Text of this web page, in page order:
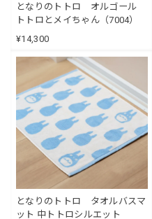
となりのトトロ オルゴール
トトロとメイちゃん（7004）
¥14,300
となりのトトロ タオルバスマ
ット 中トトロシルエット